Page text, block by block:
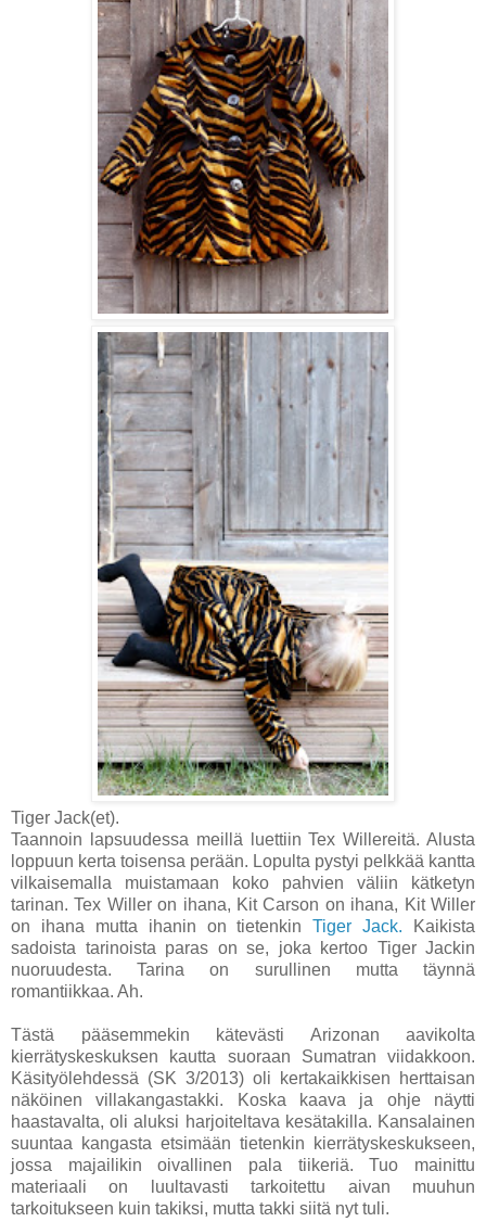
Tiger Jack(et).
Taannoin lapsuudessa meillä luettiin Tex Willereitä. Alusta
loppuun kerta toisensa perään. Lopulta pystyi pelkkää kantta
vilkaisemalla muistamaan koko pahvien väliin kätketyn
tarinan. Tex Willer on ihana, Kit Carson on ihana, Kit Willer
on ihana mutta ihanin on tietenkinTiger Jack. Kaikista
sadoista tarinoista paras on se, joka kertoo Tiger Jackin
nuoruudesta. Tarina on surullinen mutta täynnä
romantiikkaa. Ah.
Tästä pääsemmekin kätevästi Arizonan aavikolta
kierrätyskeskuksen kautta suoraan Sumatran viidakkoon.
Käsityölehdessä (SK 3/2013) oli kertakaikkisen herttaisan
näköinen villakangastakki. Koska kaava ja ohje näytti
haastavalta, oli aluksi harjoiteltava kesätakilla. Kansalainen
suuntaa kangasta etsimään tietenkin kierrätyskeskukseen,
jossa majailikin oivallinen pala tiikeriä. Tuo mainittu
materiaali on luultavasti tarkoitettu aivan muuhun
tarkoitukseen kuin takiksi, mutta takki siitä nyt tuli.